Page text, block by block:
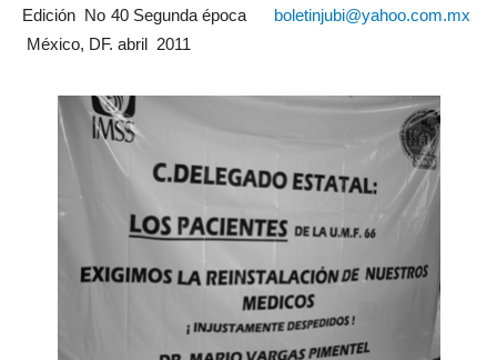
Edición No 40 Segunda época boletinjubi@yahoo.com.mx
México, DF. abril 2011